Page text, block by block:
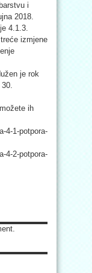
i
2018.
4.1.3.
izmjene
je rok
ih
4-1-potpora-
4-2-potpora-